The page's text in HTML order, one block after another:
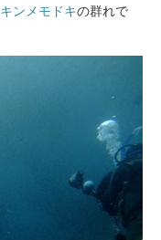
キンメモドキの群れで